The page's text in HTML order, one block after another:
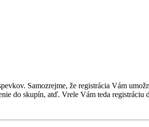
Samozrejme, že registrácia Vám
do skupín, atď. Vrele Vám teda